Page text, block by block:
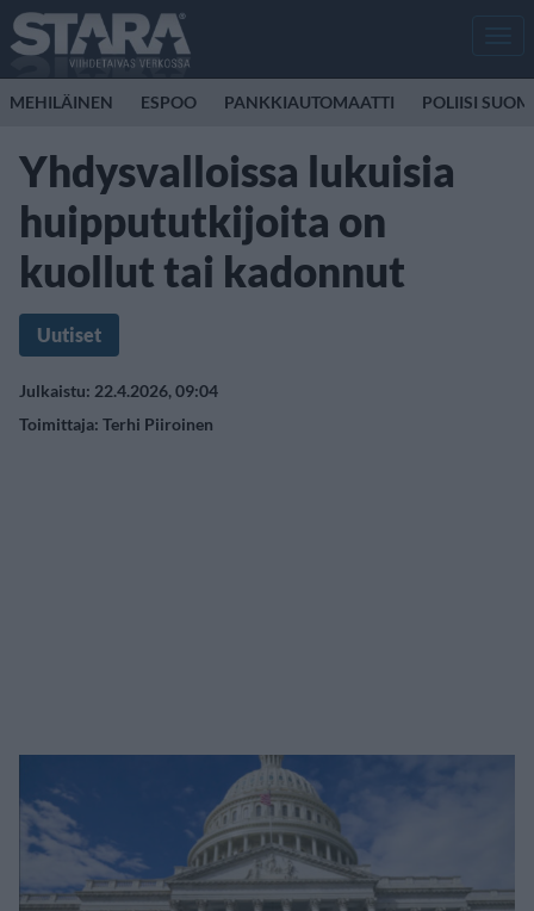
MEHILÄINEN ESPOO PANKKIAUTOMAATTI POLIISI
Yhdysvalloissa lukuisia
huippututkijoita on
kuollut tai kadonnut
Uutiset
Julkaistu: 22.4.2026, 09:04
Toimittaja: Terhi Piiroinen